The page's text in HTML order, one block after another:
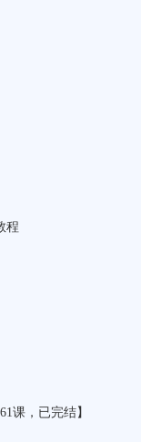
程
课，已完结】